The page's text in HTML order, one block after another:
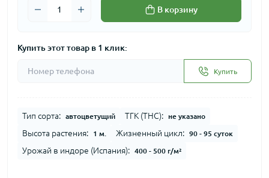
В корзину
Купить этот товар в 1 клик:
Купить
Тип сорта: автоцветущий ТГК (THC): не указано
Высота растения: 1 м. Жизненный цикл: 90 - 95 суток
Урожай в индоре (Испания): 400 - 500 г/м²